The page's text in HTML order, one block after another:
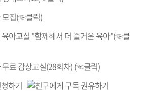
모집(☜클릭)
아교실 "함께해서 더 즐거운 육아"(☜클
료 감상교실(28회차) (☜클릭)